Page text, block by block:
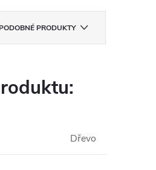
PODOBNÉ PRODUKTY
Dřevo